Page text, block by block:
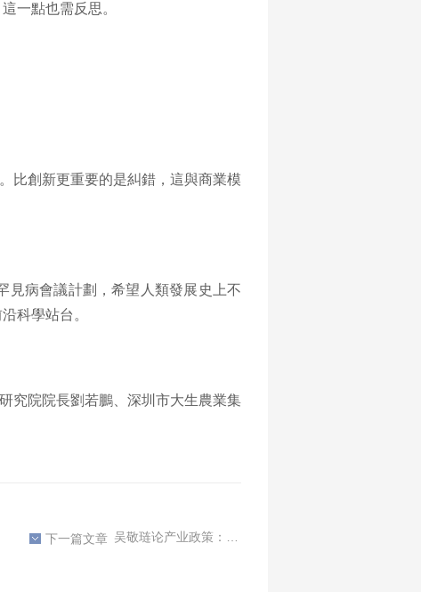
一點也需反思。
比創新更重要的是糾錯，這與商業模
見病會議計劃，希望人類發展史上不
科學站台。
究院院長劉若鵬、深圳市大生農業集
下一篇文章 吴敬琏论产业政策：好政策应该促进竞争